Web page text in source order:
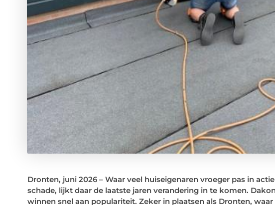
Dronten, juni 2026 – Waar veel huiseigenaren vroeger pas in
schade, lijkt daar de laatste jaren verandering in te komen.
winnen snel aan populariteit. Zeker in plaatsen als Dronten,